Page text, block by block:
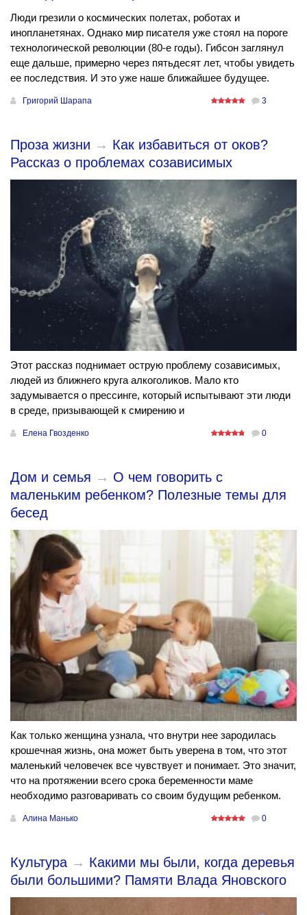
Люди грезили о космических полетах, роботах и
инопланетянах. Однако мир писателя уже стоял на пороге
технологической революции (80-е годы). Гибсон заглянул
еще дальше, примерно через пятьдесят лет, чтобы увидеть
ее последствия. И это уже наше ближайшее будущее.
Григорий Шарапа 3
Проза жизни → Как избавиться от оков?
Рассказ о проблемах созависимых
Этот рассказ поднимает острую проблему созависимых,
людей из ближнего круга алкоголиков. Мало кто
задумывается о прессинге, который испытывают эти люди
в среде, призывающей к смирению и
Елена Гвозденко 0
Дом и семья → О чем говорить с
маленьким ребенком? Полезные темы для
бесед
Как только женщина узнала, что внутри нее зародилась
крошечная жизнь, она может быть уверена в том, что этот
маленький человечек все чувствует и понимает. Это значит,
что на протяжении всего срока беременности маме
необходимо разговаривать со своим будущим ребенком.
Алина Манько 0
Культура → Какими мы были, когда деревья
были большими? Памяти Влада Яновского